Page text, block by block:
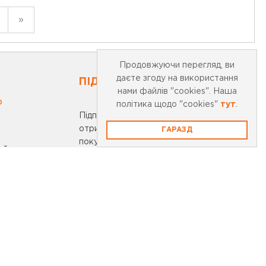
»
ПІДПИСАТИСЬ НА НОВИНИ
Підпишіться на нашу розсилку та
отримайте 10% знижки на першу
покупку
Продовжуючи перегляд, ви
даєте згоду на використання
нами файлів "cookies". Наша
політика щодо "cookies" тут
ГАРАЗД